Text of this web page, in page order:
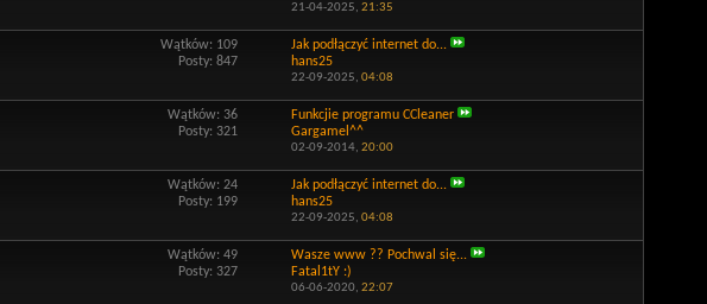
21-04-2025, 21:35
Wątków: 109
Posty: 847
Jak podłączyć internet do...
hans25
22-09-2025, 04:08
Wątków: 36
Posty: 321
Funkcjie programu CCleaner
Gargamel^^
02-09-2014, 20:00
Wątków: 24
Posty: 199
Jak podłączyć internet do...
hans25
22-09-2025, 04:08
Wątków: 49
Posty: 327
Wasze www ?? Pochwal się...
Fatal1tY :)
06-06-2020, 22:07